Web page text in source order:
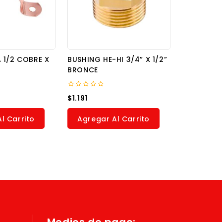
1/2 COBRE X
Carrito
BUSHING HE-HI 3/4” X 1/2”
BRONCE
0
out
of
$1.191
Agregar Al Carrito